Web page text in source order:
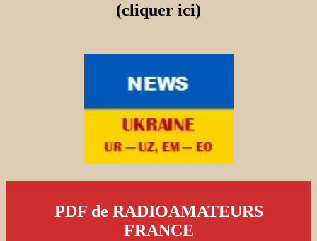
(cliquer ici)
PDF de RADIOAMATEURS
FRANCE